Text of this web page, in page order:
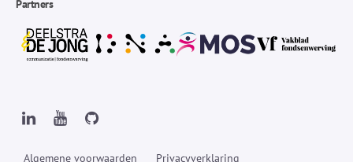
Partners
Algemene voorwaarden Privacyverklaring